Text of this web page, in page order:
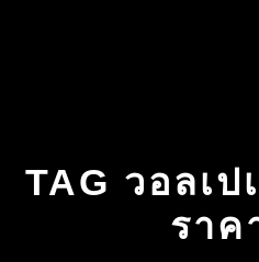
TAG วอลเ
ราค